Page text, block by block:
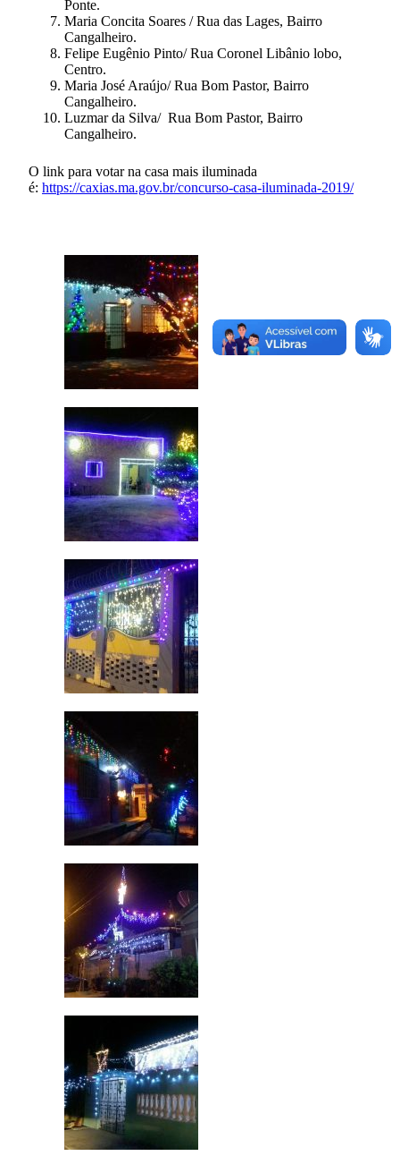
Ponte.
Maria Concita Soares / Rua das Lages, Bairro
Cangalheiro.
Felipe Eugênio Pinto/ Rua Coronel Libânio lobo,
Centro.
Maria José Araújo/ Rua Bom Pastor, Bairro
Cangalheiro.
Luzmar da Silva/ Rua Bom Pastor, Bairro
Cangalheiro.
O link para votar na casa mais iluminada
é: https://caxias.ma.gov.br/concurso-casa-iluminada-2019/